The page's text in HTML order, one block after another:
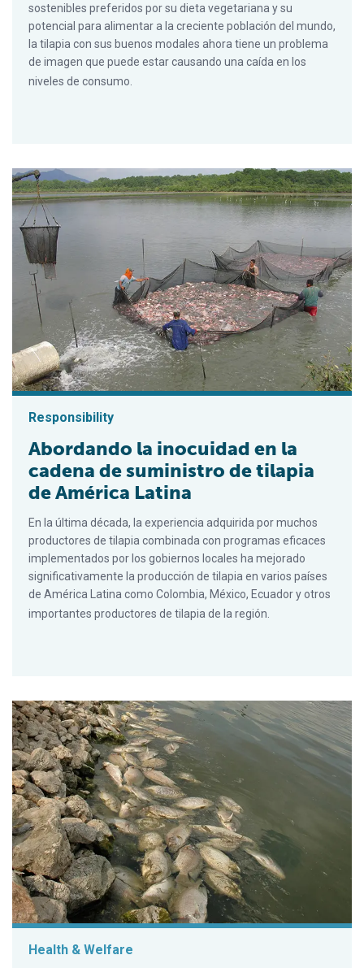
sostenibles preferidos por su dieta vegetariana y su
potencial para alimentar a la creciente población del mundo,
la tilapia con sus buenos modales ahora tiene un problema
de imagen que puede estar causando una caída en los
niveles de consumo.
Responsibility
Abordando la inocuidad en la
cadena de suministro de tilapia
de América Latina
En la última década, la experiencia adquirida por muchos
productores de tilapia combinada con programas eficaces
implementados por los gobiernos locales ha mejorado
significativamente la producción de tilapia en varios países
de América Latina como Colombia, México, Ecuador y otros
importantes productores de tilapia de la región.
Health & Welfare